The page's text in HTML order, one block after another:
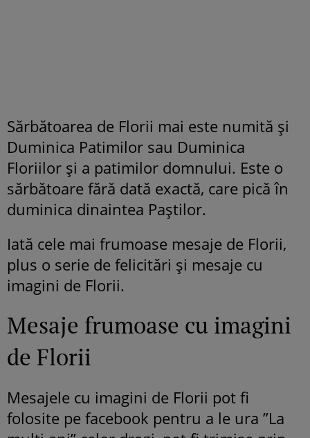
Sărbătoarea de Florii mai este numită și
Duminica Patimilor sau Duminica
Floriilor și a patimilor domnului. Este o
sărbătoare fără dată exactă, care pică în
duminica dinaintea Paștilor.
Iată cele mai frumoase mesaje de Florii,
plus o serie de felicitări și mesaje cu
imagini de Florii.
Mesaje frumoase cu imagini
de Florii
Mesajele cu imagini de Florii pot fi
folosite pe facebook pentru a le ura ”La